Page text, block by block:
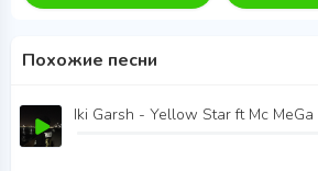
Похожие песни
Iki Garsh - Yellow Star ft Mc MeGa